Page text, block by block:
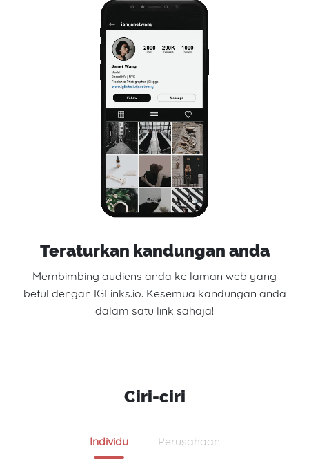
Teraturkan kandungan anda
Membimbing audiens anda ke laman web yang
betul dengan IGLinks.io. Kesemua kandungan anda
dalam satu link sahaja!
Ciri-ciri
Individu Perusahaan